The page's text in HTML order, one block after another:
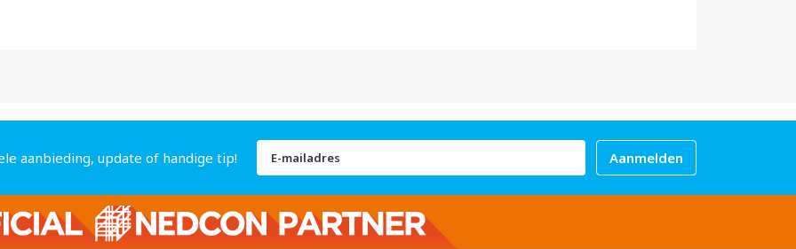
aanbieding, update of handige tip!
Abonneer
op
onze
nieuwsbrief
Aanmelden